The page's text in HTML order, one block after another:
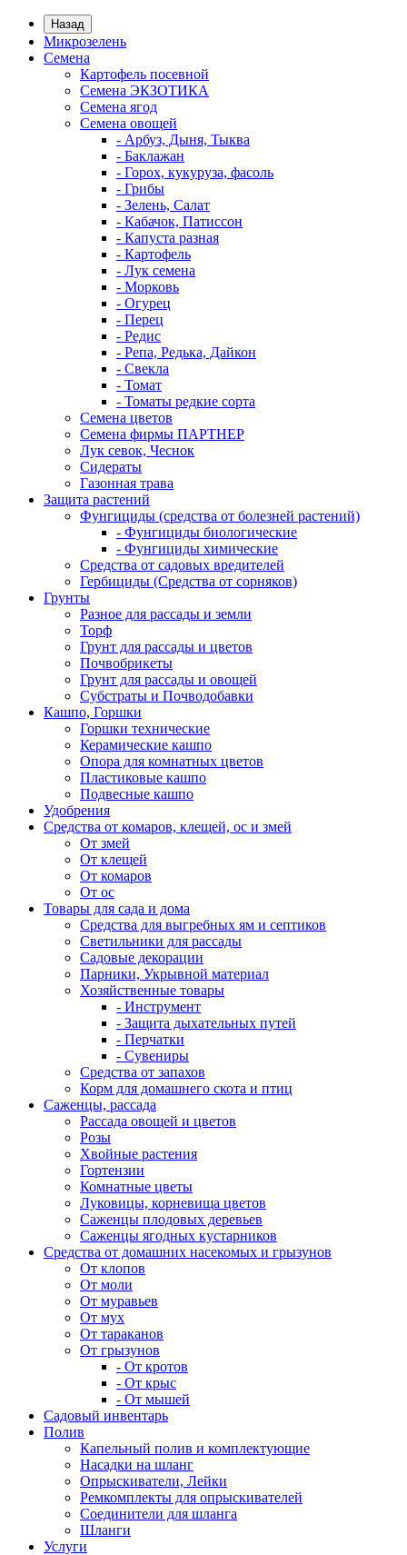
Назад
Микрозелень
Семена
Картофель посевной
Семена ЭКЗОТИКА
Семена ягод
Семена овощей
- Арбуз, Дыня, Тыква
- Баклажан
- Горох, кукуруза, фасоль
- Грибы
- Зелень, Салат
- Кабачок, Патиссон
- Капуста разная
- Картофель
- Лук семена
- Морковь
- Огурец
- Перец
- Редис
- Репа, Редька, Дайкон
- Свекла
- Томат
- Томаты редкие сорта
Семена цветов
Семена фирмы ПАРТНЕР
Лук севок, Чеснок
Сидераты
Газонная трава
Защита растений
Фунгициды (средства от болезней растений)
- Фунгициды биологические
- Фунгициды химические
Средства от садовых вредителей
Гербициды (Средства от сорняков)
Грунты
Разное для рассады и земли
Торф
Грунт для рассады и цветов
Почвобрикеты
Грунт для рассады и овощей
Субстраты и Почводобавки
Кашпо, Горшки
Горшки технические
Керамические кашпо
Опора для комнатных цветов
Пластиковые кашпо
Подвесные кашпо
Удобрения
Средства от комаров, клещей, ос и змей
От змей
От клещей
От комаров
От ос
Товары для сада и дома
Средства для выгребных ям и септиков
Светильники для рассады
Садовые декорации
Парники, Укрывной материал
Хозяйственные товары
- Инструмент
- Защита дыхательных путей
- Перчатки
- Сувениры
Средства от запахов
Корм для домашнего скота и птиц
Саженцы, рассада
Рассада овощей и цветов
Розы
Хвойные растения
Гортензии
Комнатные цветы
Луковицы, корневища цветов
Саженцы плодовых деревьев
Саженцы ягодных кустарников
Средства от домашних насекомых и грызунов
От клопов
От моли
От муравьев
От мух
От тараканов
От грызунов
- От кротов
- От крыс
- От мышей
Садовый инвентарь
Полив
Капельный полив и комплектующие
Насадки на шланг
Опрыскиватели, Лейки
Ремкомплекты для опрыскивателей
Соединители для шланга
Шланги
Услуги